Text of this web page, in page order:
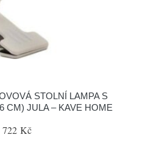
STOLNÍ LAMPA S
CM) JULA – KAVE HOME
722 Kč